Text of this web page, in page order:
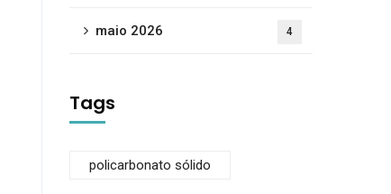
maio 2026 4
Tags
policarbonato sólido